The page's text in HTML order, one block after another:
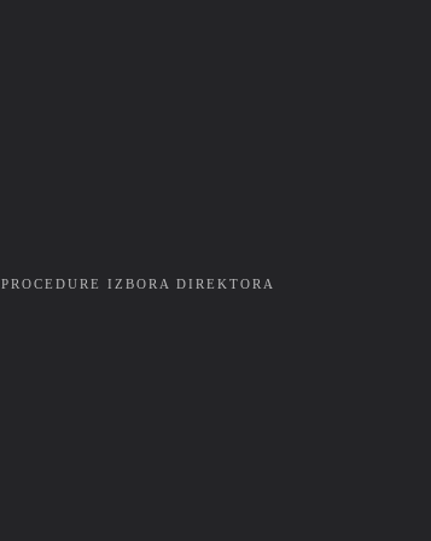
PROCEDURE IZBORA DIREKTORA